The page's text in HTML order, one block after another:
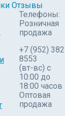
Отзывы
Телефоны:
Розничная
продажа
+7 (952) 382
8553
(вт-вс) c
10:00 до
18:00 часов
Оптовая
продажа